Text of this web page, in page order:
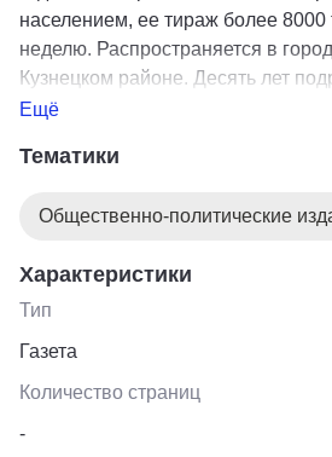
населением, ее тираж более 8000
неделю. Распространяется в
Кузнецком районе. Десять лет
"Золотой фонд прессы России".
общественно- политическая,
людях, проблемах, которые
Ещё
Тематики
Общественно-политические
Характеристики
Тип
Газета
Количество страниц
-